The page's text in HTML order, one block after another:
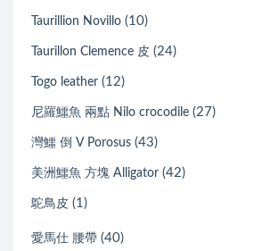
Taurillion Novillo (10)
Taurillon Clemence 皮 (24)
Togo leather (12)
尼羅鱷魚 兩點 Nilo crocodile (27)
灣鱷 倒 V Porosus (43)
美洲鱷魚 方塊 Alligator (42)
鴕鳥皮 (1)
愛馬仕 腰帶 (40)